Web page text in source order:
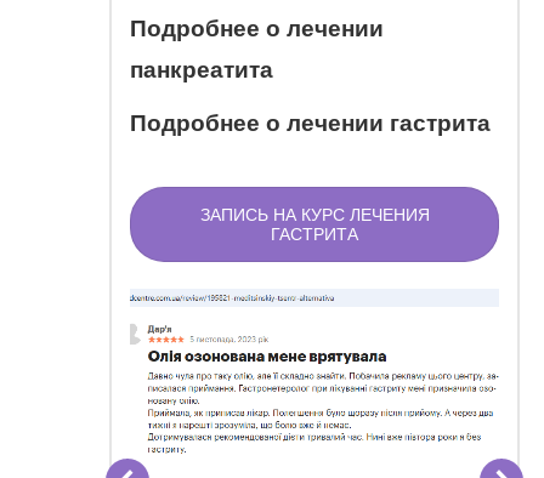
Подробнее о лечении
панкреатита
Подробнее о лечении гастрита
ЗАПИСЬ НА КУРС ЛЕЧЕНИЯ
ГАСТРИТА